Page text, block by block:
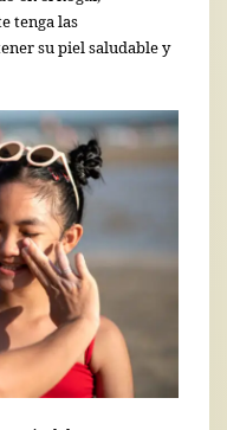
tenga las
su piel saludable y